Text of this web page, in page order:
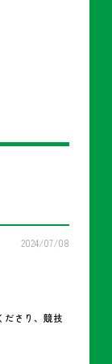
2024/07/08
ださり、競技